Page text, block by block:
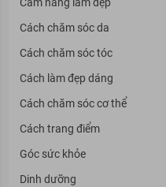
Cách chăm sóc da
Cách chăm sóc tóc
Cách làm đẹp dáng
Cách chăm sóc cơ thể
Cách trang điểm
Góc sức khỏe
Dinh dưỡng